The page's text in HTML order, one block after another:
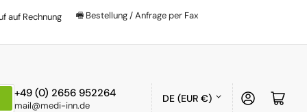
auf Rechnung
🖷 Bestellung / Anfrage per Fax
+49 (0) 2656 952264
mail@medi-inn.de
Land/Region
DE (EUR €) AnmeldenMini-